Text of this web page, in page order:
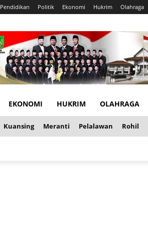
Pendidikan Politik Ekonomi Hukrim Olahraga
EKONOMI HUKRIM OLAHRAGA
Kuansing Meranti Pelalawan Rohil